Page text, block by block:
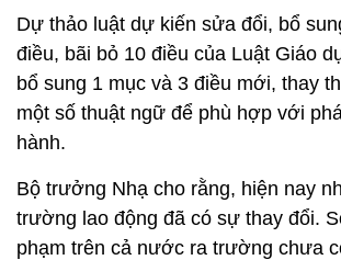
Dự thảo luật dự kiến sửa đổi, bổ
điều, bãi bỏ 10 điều của Luật Giáo
bổ sung 1 mục và 3 điều mới, thay
một số thuật ngữ để phù hợp với
hành.
Bộ trưởng Nhạ cho rằng, hiện nay
trường lao động đã có sự thay đổi.
phạm trên cả nước ra trường chưa